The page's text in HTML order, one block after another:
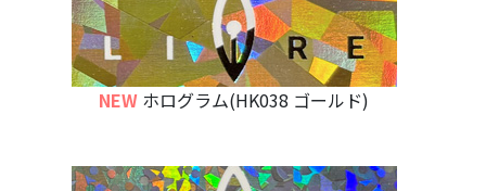
NEW ホログラム(HK038 ゴールド)